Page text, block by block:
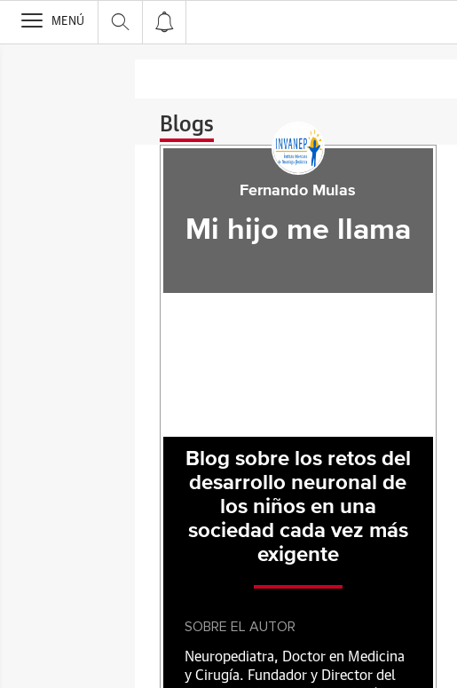
>
MENÚ
Blogs
Fernando Mulas
Mi hijo me llama
Blog sobre los retos del
desarrollo neuronal de
los niños en una
sociedad cada vez más
exigente
SOBRE EL AUTOR
Neuropediatra, Doctor en Medicina
y Cirugía. Fundador y Director del